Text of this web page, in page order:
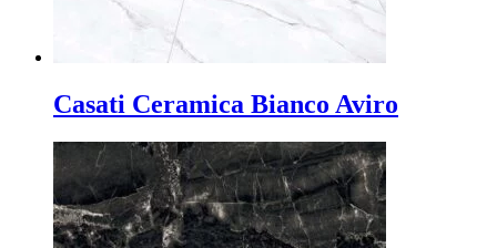
Casati Ceramica Bianco Aviro